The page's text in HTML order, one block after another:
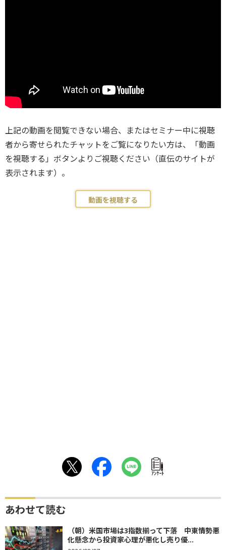
上記の動画を閲覧できない場合、またはセミナー中に視聴
者から寄せられたチャットをご覧になりたい方は、「動画
を視聴する」ボタンよりご視聴ください（直伝のサイトが
表示されます）。
動画を視聴する
ｱﾝｹｰﾄ
あわせて読む
（朝）米国市場は3指数揃って下落 中東情勢悪
化懸念から投資家心理が悪化し売り優...